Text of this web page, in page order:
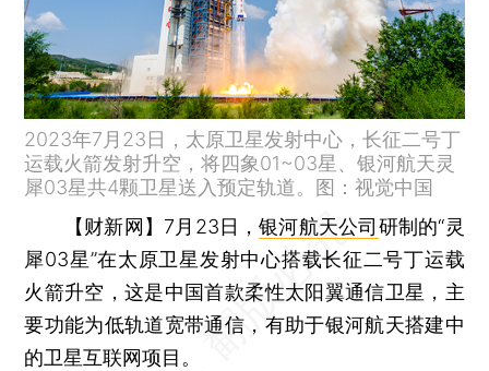
2023年7月23日，太原卫星发射中心，长征二号丁
运载火箭发射升空，将四象01~03星、银河航天灵
犀03星共4颗卫星送入预定轨道。图：视觉中国
【财新网】 7月23日，银河航天公司研制的“灵
犀03星”在太原卫星发射中心搭载长征二号丁运载
火箭升空，这是中国首款柔性太阳翼通信卫星，主
要功能为低轨道宽带通信，有助于银河航天搭建中
的卫星互联网项目。